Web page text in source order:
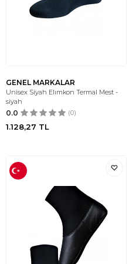
GENEL MARKALAR
Unisex Siyah Elımkon Termal Mest -
siyah
0.0 (0)
1.128,27 TL